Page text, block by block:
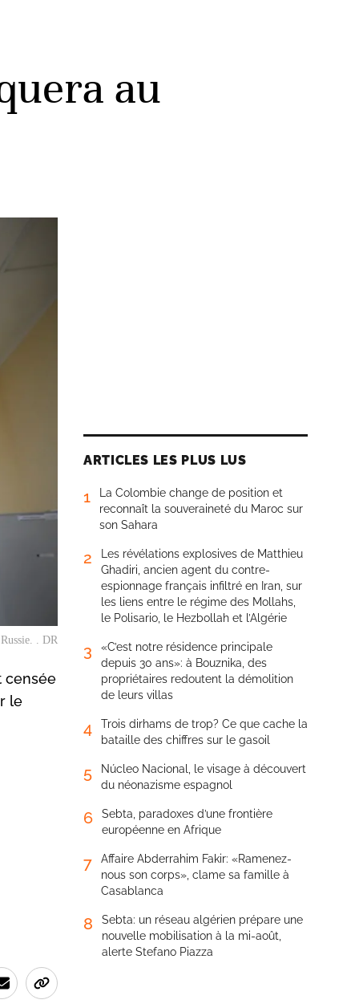
au
. DR
censée
le
ARTICLES LES PLUS LUS
1
La Colombie change de position et
reconnaît la souveraineté du Maroc sur
son Sahara
2
Les révélations explosives de Matthieu
Ghadiri, ancien agent du contre-
espionnage français infiltré en Iran, sur
les liens entre le régime des Mollahs,
le Polisario, le Hezbollah et l’Algérie
3
«C’est notre résidence principale
depuis 30 ans»: à Bouznika, des
propriétaires redoutent la démolition
de leurs villas
4
Trois dirhams de trop? Ce que cache la
bataille des chiffres sur le gasoil
5
Núcleo Nacional, le visage à découvert
du néonazisme espagnol
6
Sebta, paradoxes d’une frontière
européenne en Afrique
7
Affaire Abderrahim Fakir: «Ramenez-
nous son corps», clame sa famille à
Casablanca
8
Sebta: un réseau algérien prépare une
nouvelle mobilisation à la mi-août,
alerte Stefano Piazza